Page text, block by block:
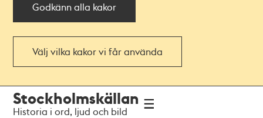
Godkänn alla kakor
Välj vilka kakor vi får använda
navigationen
huvudinnehållet
Stockholmskällan
Historia i ord, ljud och bild